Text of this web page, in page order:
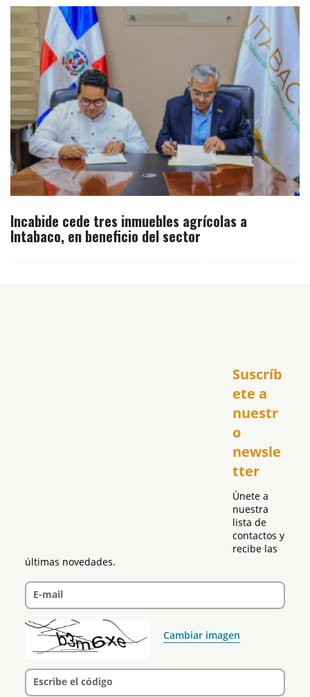
Incabide cede tres inmuebles agrícolas a
Intabaco, en beneficio del sector
Suscríb
ete a
nuestr
o
newsle
tter
Únete a
nuestra
lista de
contactos y
recibe las
últimas novedades.
E-mail
Cambiar imagen
Escribe el código